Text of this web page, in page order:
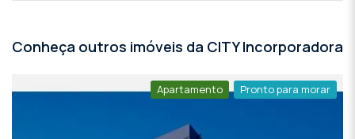
Conheça outros imóveis da CITY Incorporadora
Apartamento Pronto para morar